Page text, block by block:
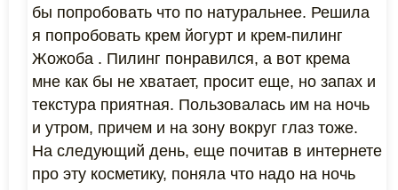
бы попробовать что по натуральнее. Решила
я попробовать крем йогурт и крем-пилинг
Жожоба . Пилинг понравился, а вот крема
мне как бы не хватает, просит еще, но запах и
текстура приятная. Пользовалась им на ночь
и утром, причем и на зону вокруг глаз тоже.
На следующий день, еще почитав в интернете
про эту косметику, поняла что надо на ночь